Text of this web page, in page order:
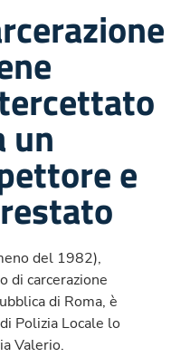
un
e
del 1982),
di carcerazione
di Roma, è
Polizia Locale lo
Valerio.